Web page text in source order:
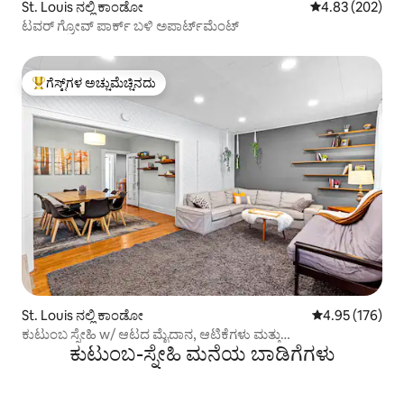
St. Louis ನಲ್ಲಿ ಕಾಂಡೋ 5 ರಲ್ಲಿ 4.83
4.83 (202)
ಟವರ್ ಗ್ರೋವ್ ಪಾರ್ಕ್ ಬಳಿ ಅಪಾರ್ಟ್‌ಮೆಂಟ್
ಗೆಸ್ಟ್‌ಗಳಿಗೆ ಅತಿ ಹೆಚ್ಚು ಅಚ್ಚುಮೆಚ್ಚಿನದು
ಗೆಸ್ಟ್‌ಗಳ ಅಚ್ಚುಮೆಚ್ಚಿನದು
St. Louis ನಲ್ಲಿ ಕಾಂಡೋ 5 ರಲ್ಲಿ 4.95
4.95 (176)
ಕುಟುಂಬ ಸ್ನೇಹಿ w/ ಆಟದ ಮೈದಾನ, ಆಟಿಕೆಗಳು ಮತ್ತು
ಸುತ್ತಾಡಿಕೊಂಡುಬರುವವರು
ಕುಟುಂಬ-ಸ್ನೇಹಿ ಮನೆಯ ಬಾಡಿಗೆಗಳು